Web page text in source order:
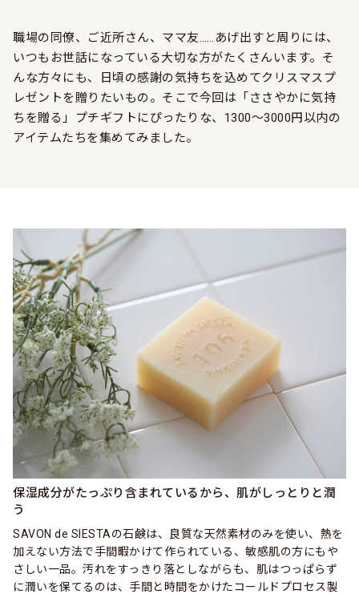
職場の同僚、ご近所さん、ママ友……あげ出すと周りには、
いつもお世話になっている大切な方がたくさんいます。そ
んな方々にも、日頃の感謝の気持ちを込めてクリスマスプ
レゼントを贈りたいもの。そこで今回は「ささやかに気持
ちを贈る」プチギフトにぴったりな、1300～3000円以内の
アイテムたちを集めてみました。
保湿成分がたっぷり含まれているから、肌がしっとりと潤
う
SAVON de SIESTAの石鹸は、良質な天然素材のみを使い、熱を
加えない方法で手間暇かけて作られている、敏感肌の方にもや
さしい一品。汚れをすっきり落としながらも、肌はつっぱらず
に潤いを保てるのは、手間と時間をかけたコールドプロセス製